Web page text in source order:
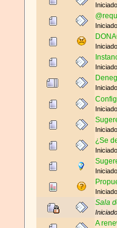
¿Se
Sala
A